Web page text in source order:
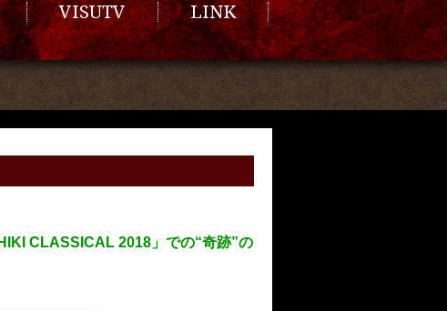
VISUTV LINK
CLASSICAL 2018」での“奇跡”の